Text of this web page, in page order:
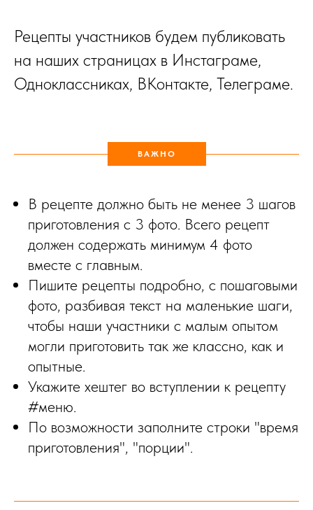
Рецепты участников будем публиковать
на наших страницах в Инстаграме,
Одноклассниках, ВКонтакте, Телеграме.
ВАЖНО
В рецепте должно быть не менее 3 шагов
приготовления с 3 фото. Всего рецепт
должен содержать минимум 4 фото
вместе с главным.
Пишите рецепты подробно, с пошаговыми
фото, разбивая текст на маленькие шаги,
чтобы наши участники с малым опытом
могли приготовить так же классно, как и
опытные.
Укажите хештег во вступлении к рецепту
#меню.
По возможности заполните строки "время
приготовления", "порции".